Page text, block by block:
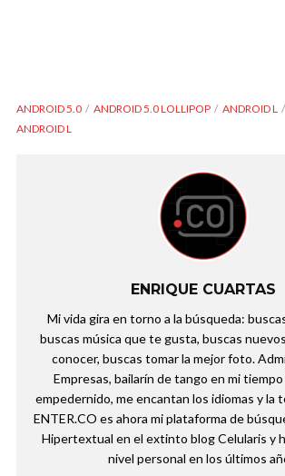
ANDROID 5.0 ANDROID 5.0 LOLLIPOP ANDROID L
ANDROID L
ENRIQUE CUARTAS
Mi vida gira en torno a la búsqueda:
buscas música que te gusta, buscas
conocer, buscas tomar la mejor foto.
Empresas, bailarín de tango en mi
empedernido, me encantan los idiomas y la
ENTER.CO es ahora mi plataforma de
Hipertextual en el extinto blog Celularis y
nivel personal en los últimos